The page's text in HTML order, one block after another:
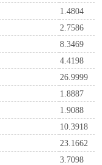
1.4804
2.7586
8.3469
4.4198
26.9999
1.8887
1.9088
10.3918
23.1662
3.7098